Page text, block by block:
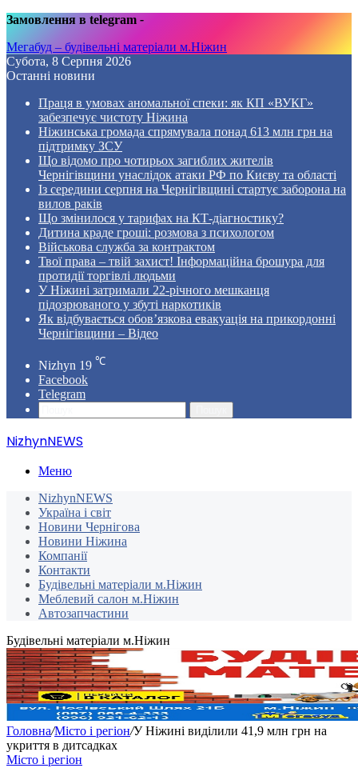
Замовлення в telegram -
Мегабуд – будівельні матеріали м.Ніжин
Субота, 8 Серпня 2026
Останні новини
Праця в умовах аномальної спеки: як КП «ВУКГ»
забезпечує чистоту Ніжина
Ніжинська громада спрямувала понад 613 млн грн на
підтримку ЗСУ
Що відомо про чотирьох загиблих жителів
Чернігівщини унаслідок атаки РФ по Києву та області
Із середини серпня на Чернігівщині стартує заборона на
вилов раків
Що змінилося у тарифах на КТ-діагностику?
Дитина краде гроші: розмова з психологом
Військова служба за контрактом
Твої права – твій захист! Інформаційна брошура для
протидії торгівлі людьми
У Ніжині затримали 22-річного мешканця
підозрюваного у збуті наркотиків
Як відбувається обов’язкова евакуація на прикордонні
Чернігівщини – Відео
Nizhyn 19 ℃
Facebook
Telegram
NizhynNEWS
Меню
NizhynNEWS
Україна і світ
Новини Чернігова
Новини Ніжина
Компанії
Контакти
Будівельні матеріали м.Ніжин
Меблевий салон м.Ніжин
Автозапчастини
Будівельні матеріали м.Ніжин
Головна/Місто і регіон/У Ніжині виділили 41,9 млн грн на
укриття в дитсадках
Місто і регіон